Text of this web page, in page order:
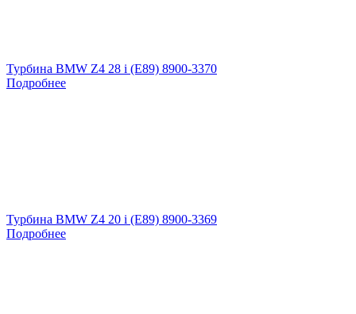
Турбина BMW Z4 28 i (E89) 8900-3370
Подробнее
Турбина BMW Z4 20 i (E89) 8900-3369
Подробнее